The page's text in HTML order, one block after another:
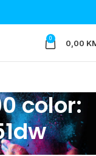
0 0,00
color: